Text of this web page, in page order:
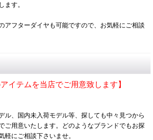
ます。
アフターダイヤも可能ですので、お気軽にご相談
アイテムを当店でご用意致します】
ル、国内未入荷モデル等、探しても中々見つから
ご用意いたします。どのようなブランドでもお探
軽にご相談下さいませ。